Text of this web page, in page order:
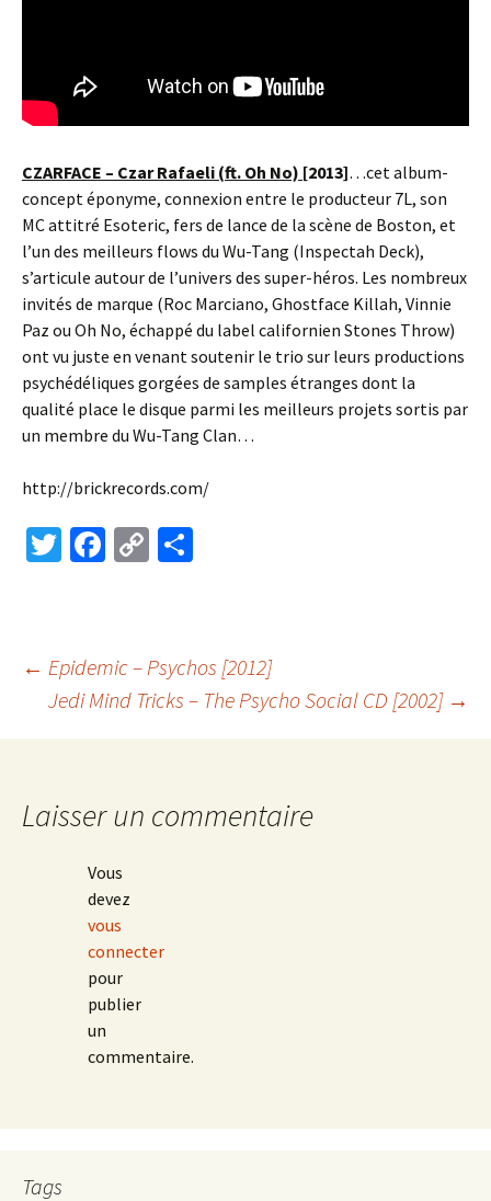
CZARFACE – Czar Rafaeli (ft. Oh No) [2013]…cet album-
concept éponyme, connexion entre le producteur 7L, son
MC attitré Esoteric, fers de lance de la scène de Boston, et
l’un des meilleurs flows du Wu-Tang (Inspectah Deck),
s’articule autour de l’univers des super-héros. Les nombreux
invités de marque (Roc Marciano, Ghostface Killah, Vinnie
Paz ou Oh No, échappé du label californien Stones Throw)
ont vu juste en venant soutenir le trio sur leurs productions
psychédéliques gorgées de samples étranges dont la
qualité place le disque parmi les meilleurs projets sortis par
un membre du Wu-Tang Clan…
http://brickrecords.com/
T
er
Fa
o
o
k
C
y
Li
n
ge
r
Navigation
des
articles
← Epidemic – Psychos [2012]
Jedi Mind Tricks – The Psycho Social CD [2002] →
Laisser un commentaire
Vous
devez
vous
connecter
pour
publier
un
commentaire.
Tags